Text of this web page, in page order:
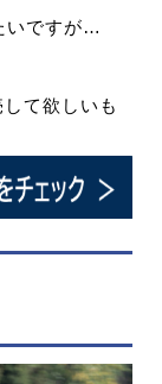
いですが…
て欲しいも